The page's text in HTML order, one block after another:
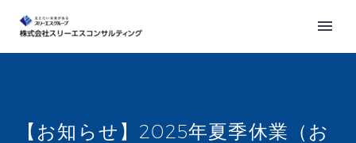
【お知らせ】2025年夏季休業（お